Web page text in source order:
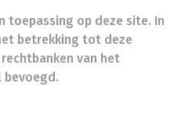
toepassing op deze site. In
betrekking tot deze
van het
bevoegd.